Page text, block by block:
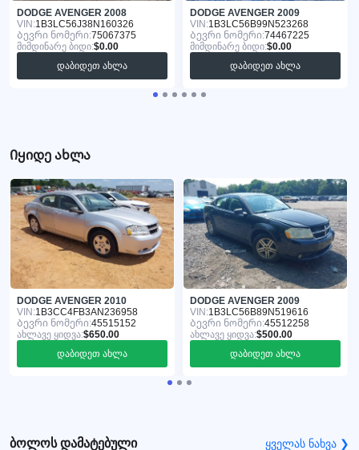
DODGE AVENGER 2008
VIN:1B3LC56J38N160326
Ბევრი ნომერი:75067375
მიმდინარე ბიდი:$0.00
დაბიდეთ ახლა
DODGE AVENGER 2009
VIN:1B3LC56B99N523268
Ბევრი ნომერი:74467225
მიმდინარე ბიდი:$0.00
დაბიდეთ ახლა
Იყიდე ახლა
DODGE AVENGER 2010
VIN:1B3CC4FB3AN236958
Ბევრი ნომერი:45515152
ახლავე ყიდვა:$650.00
დაბიდეთ ახლა
DODGE AVENGER 2009
VIN:1B3LC56B89N519616
Ბევრი ნომერი:45512258
ახლავე ყიდვა:$500.00
დაბიდეთ ახლა
ბოლოს დამატებული ყველას ნახვა ❯